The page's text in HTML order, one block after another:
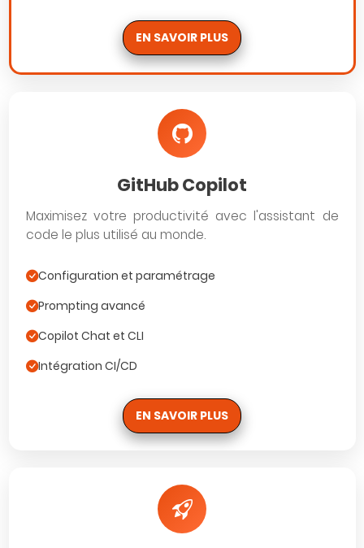
EN SAVOIR PLUS
GitHub Copilot
Maximisez votre productivité avec l'assistant de
code le plus utilisé au monde.
Configuration et paramétrage
Prompting avancé
Copilot Chat et CLI
Intégration CI/CD
EN SAVOIR PLUS